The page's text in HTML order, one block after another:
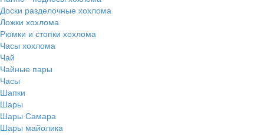
Доски разделочные хохлома
Ложки хохлома
Рюмки и стопки хохлома
Часы хохлома
Чай
Чайные пары
Часы
Шапки
Шары
Шары Самара
Шары майолика